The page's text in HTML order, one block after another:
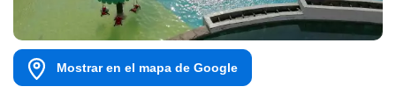
Mostrar en el mapa de Google